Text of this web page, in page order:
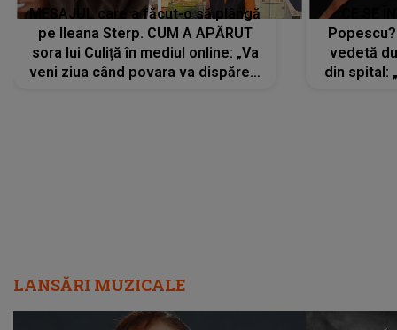
MESAJUL care a făcut-o să plângă
pe Ileana Sterp. CUM A APĂRUT
sora lui Culiță în mediul online: „Va
veni ziua când povara va dispărea,
vedetă
din spital:
LANSĂRI MUZICALE